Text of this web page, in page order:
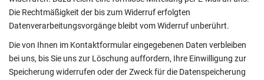
Die Rechtmäßigkeit der bis zum Widerruf erfolgten
Datenverarbeitungsvorgänge bleibt vom Widerruf unberührt.
Die von Ihnen im Kontaktformular eingegebenen Daten verbleiben
bei uns, bis Sie uns zur Löschung auffordern, Ihre Einwilligung zur
Speicherung widerrufen oder der Zweck für die Datenspeicherung